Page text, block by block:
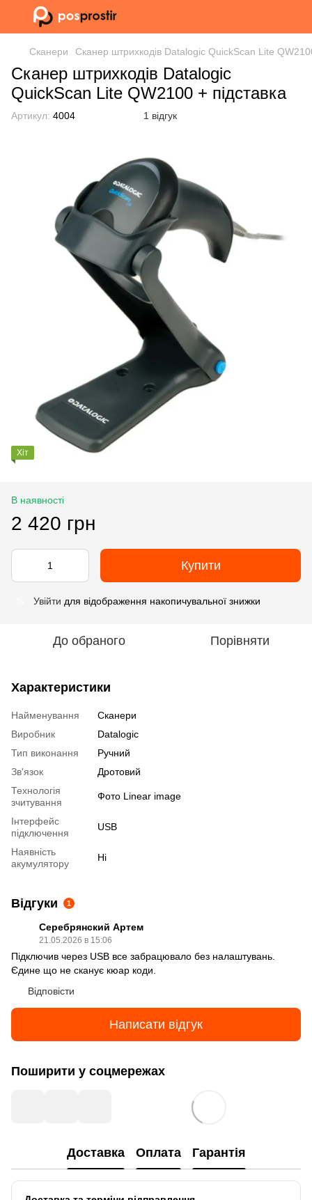
Сканери Сканер штрихкодів Datalogic QuickScan Lite
Сканер штрихкодів Datalogic
QuickScan Lite QW2100 + підставка
Артикул: 4004 1 відгук
Хіт
В наявності
2 420 грн
Купити
Увійти для відображення накопичувальної знижки
До обраного Порівняти
Характеристики
Найменування
Сканери
Виробник
Datalogic
Тип виконання
Ручний
Зв'язок
Дротовий
Технологія
зчитування
Фото Linear image
Інтерфейс
підключення
USB
Наявність
акумулятору
Ні
Відгуки 1
Серебрянский Артем
21.05.2026 в 15:06
Підключив через USB все забрацювало без налаштувань.
Єдине що не сканує кюар коди.
Відповісти
Написати відгук
Поширити у соцмережах
Доставка Оплата Гарантія